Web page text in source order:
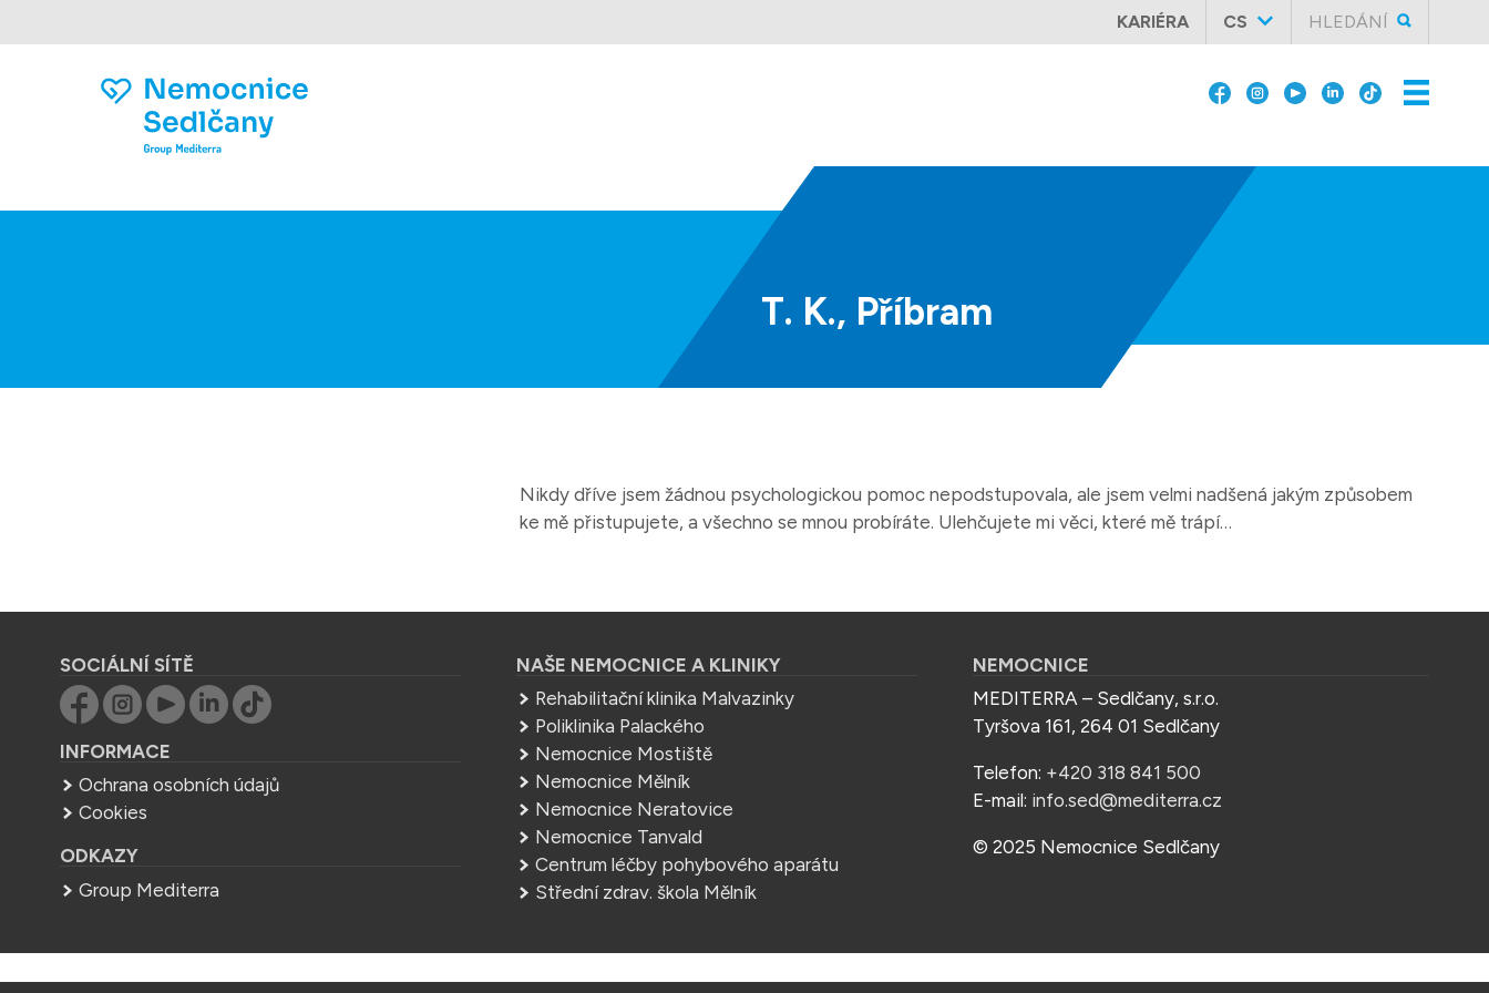
HLEDÁNÍ
KARIÉRA CS
T. K., Příbram
Nikdy dříve jsem žádnou psychologickou pomoc nepodstupovala, ale jsem velmi nadšená jakým způsobem
ke mě přistupujete, a všechno se mnou probíráte. Ulehčujete mi věci, které mě trápí…
SOCIÁLNÍ SÍTĚ
INFORMACE
Ochrana osobních údajů
Cookies
ODKAZY
Group Mediterra
NAŠE NEMOCNICE A KLINIKY
Rehabilitační klinika Malvazinky
Poliklinika Palackého
Nemocnice Mostiště
Nemocnice Mělník
Nemocnice Neratovice
Nemocnice Tanvald
Centrum léčby pohybového aparátu
Střední zdrav. škola Mělník
NEMOCNICE
MEDITERRA – Sedlčany, s.r.o.
Tyršova 161, 264 01 Sedlčany
Telefon: +420 318 841 500
E-mail: info.sed@mediterra.cz
© 2025 Nemocnice Sedlčany